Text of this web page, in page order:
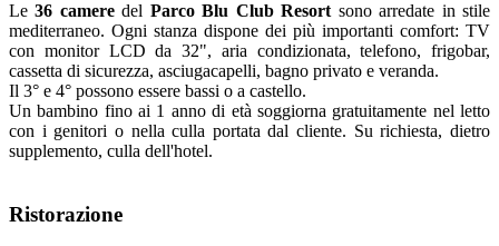
Le 36 cameredel Parco Blu Club Resort sono arredate in stile
mediterraneo. Ogni stanza dispone dei più importanti comfort: TV
con monitor LCD da 32", aria condizionata, telefono, frigobar,
cassetta di sicurezza, asciugacapelli, bagno privato e veranda.
Il 3° e 4° possono essere bassi o a castello.
Un bambino fino ai 1 anno di età soggiorna gratuitamente nel letto
con i genitori o nella culla portata dal cliente. Su richiesta, dietro
supplemento, culla dell'hotel.
Ristorazione